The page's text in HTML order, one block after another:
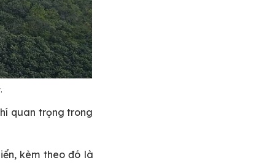
quan trọng trong
kèm theo đó là